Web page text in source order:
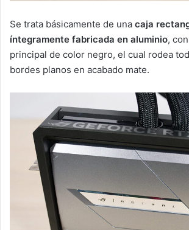
Se trata básicamente de una caja
íntegramente fabricada en aluminio,
principal de color negro, el cual rodea
bordes planos en acabado mate.